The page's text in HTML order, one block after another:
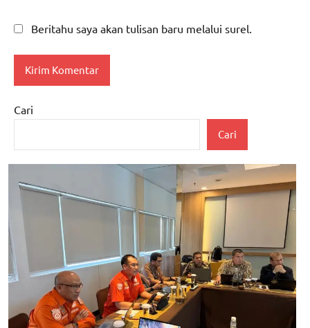
Beritahu saya akan tulisan baru melalui surel.
Cari
Cari